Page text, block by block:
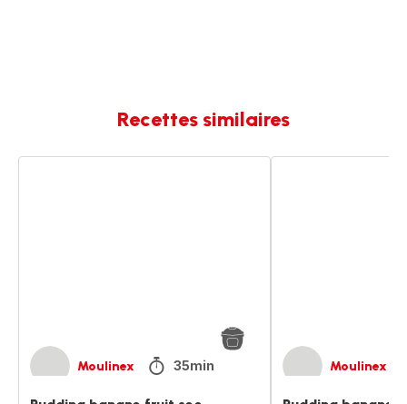
Recettes similaires
Moulinex 35min Moulinex